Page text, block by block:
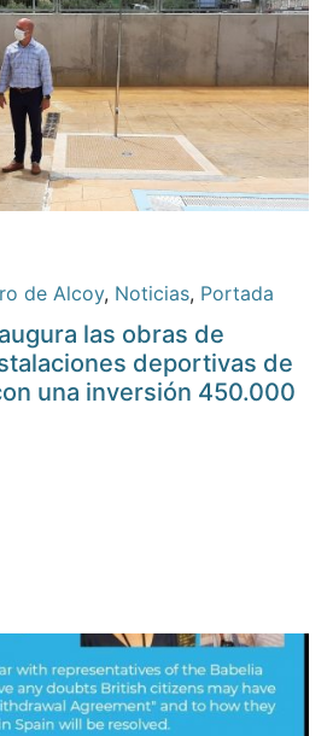
de Alcoy, Noticias, Portada
las obras de
deportivas de
una inversión 450.000